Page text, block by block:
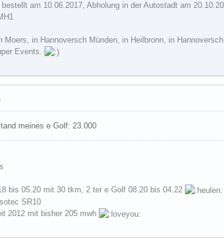
am 10.06.2017, Abholung in der Autostadt am
Moers, in Hannoversch Münden, in Heilbronn, in
Events.
meines e Golf: 23.000
bis 05.20 mit 30 tkm, 2 ter e Golf 08.20 bis 04.22
SR10
2012 mit bisher 205 mwh